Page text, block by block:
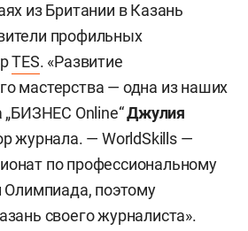
из Британии в Казань
профильных
TES. «Развитие
мастерства — одна из наших
„БИЗНЕС Online“Джулия
журнала. — WorldSkills —
по профессиональному
Олимпиада, поэтому
своего журналиста».